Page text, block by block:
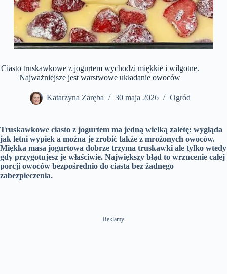
Ciasto truskawkowe z jogurtem wychodzi miękkie i wilgotne.
Najważniejsze jest warstwowe układanie owoców
Katarzyna Zaręba 30 maja 2026 Ogród
Truskawkowe ciasto z jogurtem ma jedną wielką zaletę: wygląda
jak letni wypiek a można je zrobić także z mrożonych owoców.
Miękka masa jogurtowa dobrze trzyma truskawki ale tylko wtedy
gdy przygotujesz je właściwie. Największy błąd to wrzucenie całej
porcji owoców bezpośrednio do ciasta bez żadnego
zabezpieczenia.
Reklamy